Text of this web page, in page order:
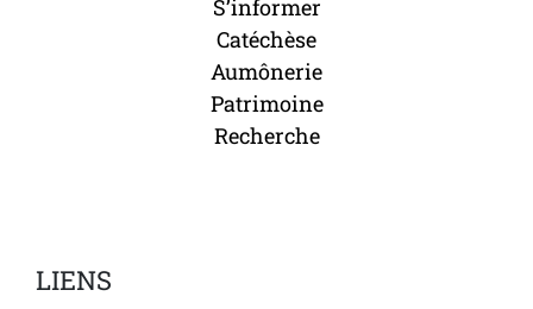
S’informer
Catéchèse
Aumônerie
Patrimoine
Recherche
LIENS